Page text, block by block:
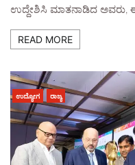
ಉದ್ದೇಶಿಸಿ ಮಾತನಾಡಿದ ಅವರು,
READ MORE
ಉದ್ಯೋಗ ರಾಜ್ಯ